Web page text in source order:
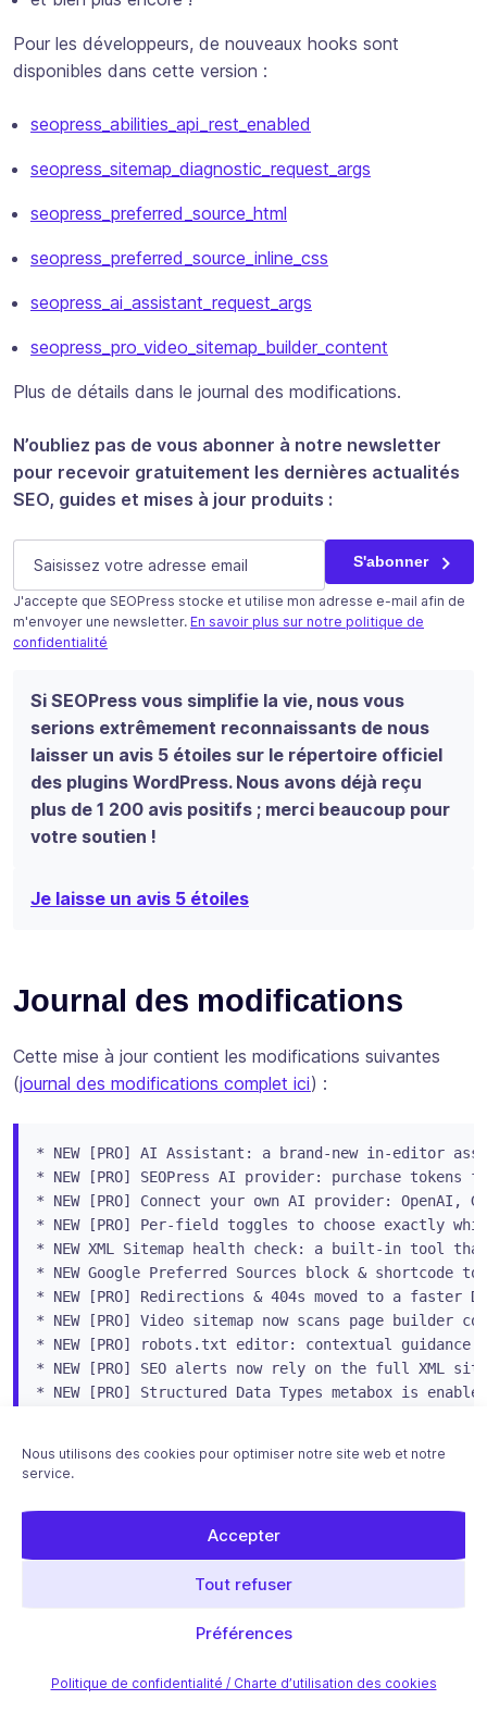
Nous utilisons des cookies pour optimiser notre site web et notre
service.
Accepter
Tout refuser
Préférences
Politique de confidentialité / Charte d’utilisation des cookies
Pour les développeurs, de nouveaux hooks sont
disponibles dans cette version :
seopress_abilities_api_rest_enabled
seopress_sitemap_diagnostic_request_args
seopress_preferred_source_html
seopress_preferred_source_inline_css
seopress_ai_assistant_request_args
seopress_pro_video_sitemap_builder_content
Plus de détails dans le journal des modifications.
N’oubliez pas de vous abonner à notre newsletter
pour recevoir gratuitement les dernières actualités
SEO, guides et mises à jour produits :
URL
Ce champ n’est utilisé qu’à des fins de validation et
E-mail (Nécessaire) S'abonner
J'accepte que SEOPress stocke et utilise mon adresse e-mail afin de
m'envoyer une newsletter. En savoir plus sur notre politique de
confidentialité
Si SEOPress vous simplifie la vie, nous vous
serions extrêmement reconnaissants de nous
laisser un avis 5 étoiles sur le répertoire officiel
des plugins WordPress. Nous avons déjà reçu
plus de 1 200 avis positifs ; merci beaucoup pour
votre soutien !
Je laisse un avis 5 étoiles
Journal des modifications
Cette mise à jour contient les modifications suivantes
(journal des modifications complet ici) :
* NEW [PRO] AI Assistant: a brand-new in-editor
* NEW [PRO] SEOPress AI provider: purchase
* NEW [PRO] Connect your own AI provider:
* NEW [PRO] Per-field toggles to choose exactly
* NEW XML Sitemap health check: a built-in tool
* NEW Google Preferred Sources block &
* NEW [PRO] Redirections & 404s moved to a
* NEW [PRO] Video sitemap now scans page builder
* NEW [PRO] robots.txt editor: contextual guidance
* NEW [PRO] SEO alerts now rely on the full XML
* NEW [PRO] Structured Data Types metabox is
* NEW Notice in Titles & Metas pointing to your
* NEW Developer: headless Content Analysis REST
* INFO Mobile-friendly admin: sticky save bar,
* INFO Improved compatibility with Divi 5
* FIX Security enhanced
* FIX IndexNow: valid keys are no longer mistakenly
* FIX XML sitemaps: non-existent custom post
* FIX Schemas: HTML entities (like &) are decoded